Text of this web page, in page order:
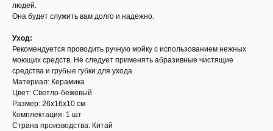
людей.
Она будет служить вам долго и надежно.
Уход:
Рекомендуется проводить ручную мойку с использованием нежных
моющих средств. Не следует применять абразивные чистящие
средства и грубые губки для ухода.
Материал: Керамика
Цвет: Светло-бежевый
Размер: 26x16x10 см
Комплектация: 1 шт
Страна производства: Китай